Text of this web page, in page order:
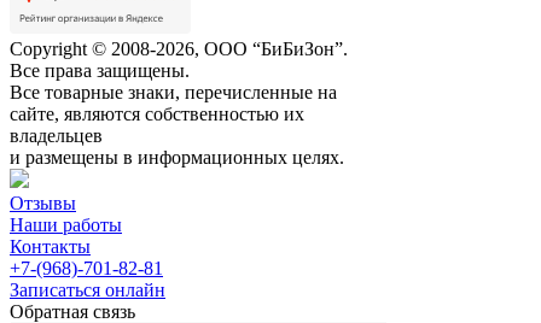
Copyright © 2008-2026, ООО “БиБиЗон”.
Все права защищены.
Все товарные знаки, перечисленные на
сайте, являются собственностью их
владельцев
и размещены в информационных целях.
Отзывы
Наши работы
Контакты
+7-(968)-701-82-81
Записаться онлайн
Обратная связь